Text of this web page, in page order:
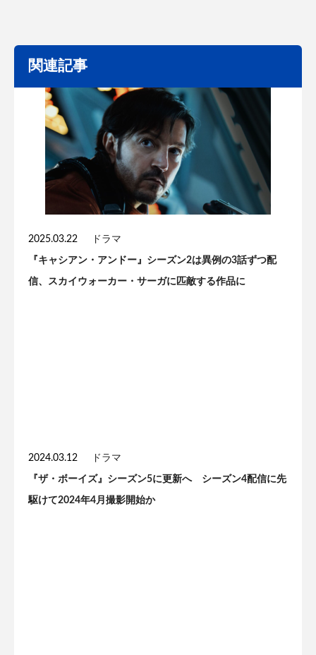
関連記事
2025.03.22 ドラマ
『キャシアン・アンドー』シーズン2は異例の3話ずつ配
信、スカイウォーカー・サーガに匹敵する作品に
2024.03.12 ドラマ
『ザ・ボーイズ』シーズン5に更新へ シーズン4配信に先
駆けて2024年4月撮影開始か